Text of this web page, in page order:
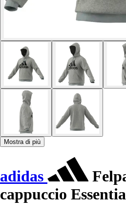
Mostra di più
adidas
cappuccio